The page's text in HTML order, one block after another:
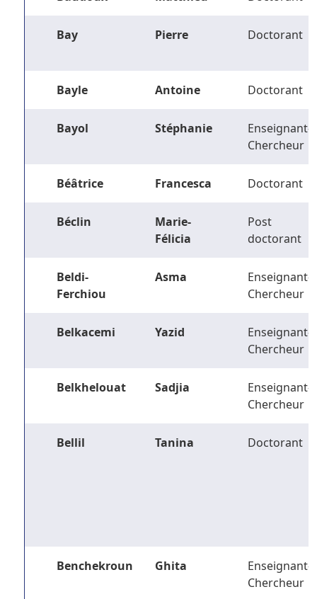
Bay Pierre Doctorant
Bayle Antoine Doctorant
Bayol Stéphanie
Enseignant-
Chercheur
Béâtrice Francesca Doctorant
Béclin
Marie-
Félicia
Post
doctorant
Beldi-
Ferchiou
Asma
Enseignant-
Chercheur
Belkacemi Yazid
Enseignant-
Chercheur
Belkhelouat Sadjia
Enseignant-
Chercheur
Bellil Tanina Doctorant
Benchekroun Ghita
Enseignant-
Chercheur